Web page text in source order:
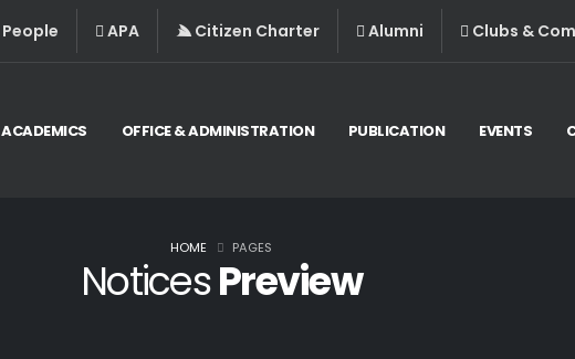
People APA Citizen Charter Alumni Clubs &
ACADEMICS OFFICE & ADMINISTRATION PUBLICATION EVENTS
NoticesPreview
HOME PAGES